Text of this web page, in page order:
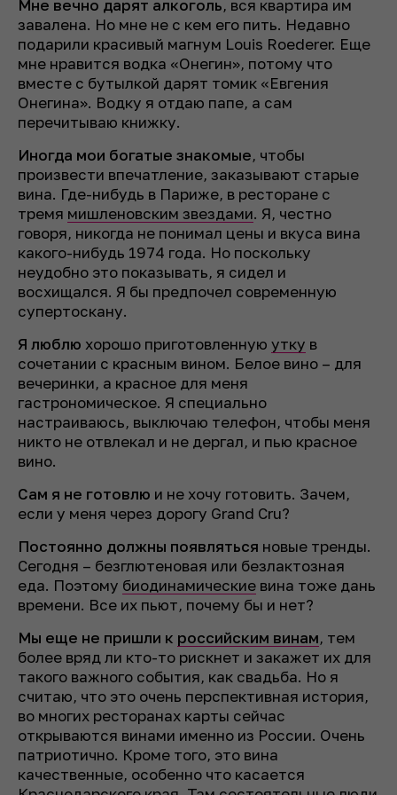
Мне вечно дарят алкоголь, вся квартира им
завалена. Но мне не с кем его пить. Недавно
подарили красивый магнум Louis Roederer. Еще
мне нравится водка «Онегин», потому что
вместе с бутылкой дарят томик «Евгения
Онегина». Водку я отдаю папе, а сам
перечитываю книжку.
Иногда мои богатые знакомые, чтобы
произвести впечатление, заказывают старые
вина. Где-нибудь в Париже, в ресторане с
тремя мишленовским звездами. Я, честно
говоря, никогда не понимал цены и вкуса вина
какого-нибудь 1974 года. Но поскольку
неудобно это показывать, я сидел и
восхищался. Я бы предпочел современную
супертоскану.
Я люблю хорошо приготовленную утку в
сочетании с красным вином. Белое вино – для
вечеринки, а красное для меня
гастрономическое. Я специально
настраиваюсь, выключаю телефон, чтобы меня
никто не отвлекал и не дергал, и пью красное
вино.
Сам я не готовлю и не хочу готовить. Зачем,
если у меня через дорогу Grand Cru?
Постоянно должны появляться новые тренды.
Сегодня – безглютеновая или безлактозная
еда. Поэтому биодинамические вина тоже дань
времени. Все их пьют, почему бы и нет?
Мы еще не пришли к российским винам, тем
более вряд ли кто-то рискнет и закажет их для
такого важного события, как свадьба. Но я
считаю, что это очень перспективная история,
во многих ресторанах карты сейчас
открываются винами именно из России. Очень
патриотично. Кроме того, это вина
качественные, особенно что касается